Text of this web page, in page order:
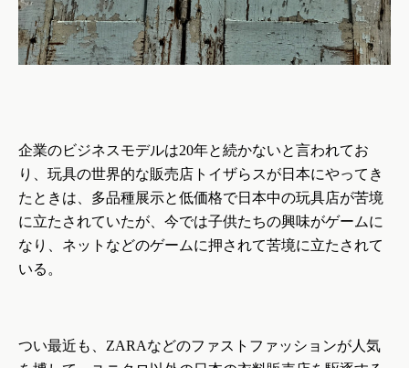
企業のビジネスモデルは20年と続かないと言われてお
り、玩具の世界的な販売店トイザらスが日本にやってき
たときは、多品種展示と低価格で日本中の玩具店が苦境
に立たされていたが、今では子供たちの興味がゲームに
なり、ネットなどのゲームに押されて苦境に立たされて
いる。
つい最近も、 ZARAなどのファストファッションが人気